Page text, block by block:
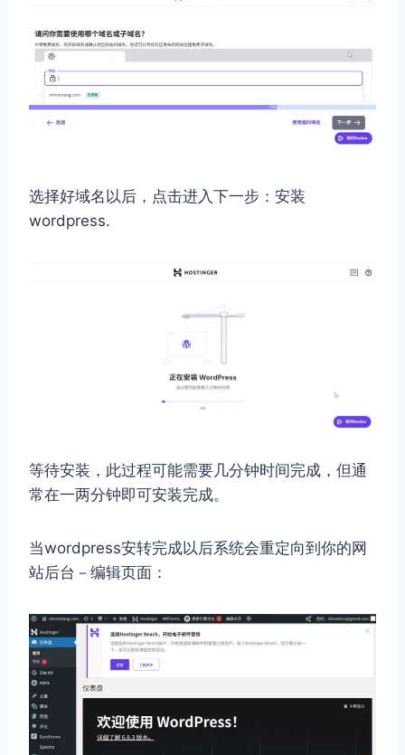
选择好域名以后，点击进入下一步：安装
wordpress.
等待安装，此过程可能需要几分钟时间完成，但通
常在一两分钟即可安装完成。
当wordpress安转完成以后系统会重定向到你的网
站后台－编辑页面：